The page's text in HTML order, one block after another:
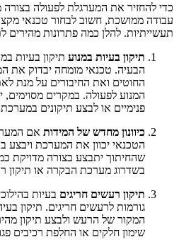
כדי להחזיר את המערגלת לפעולה
עבודה ממושכת, חשוב לבחור טכנאי
תעשייתיות. להלן כמה פתרונות מהירים
תיקון בעיות במנוע תיקון בעיות
הבעיה. טכנאי מומחה יבדוק את
החוטים ואת החיבורים על מנת
המנוע לפעולה. במקרים מסוימים,
פנימיים או לבצע תיקונים
כיוונון מחדש של המידות אם
הטכנאי יכוון את המערכת ויבצע
שהחיתוך יתבצע בצורה מדויקת
בשדרוג מערכת הבקרה או תיקון
תיקון רעשים חריגים בעיות
גורמות לרעשים חריגים. תיקון
המקור של הרעש ולבצע תיקון
שימון חלקים או החלפת רכיבים